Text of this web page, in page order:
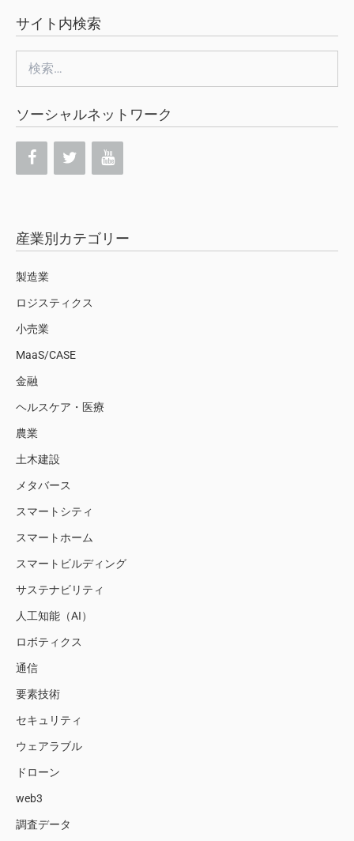
サイト内検索
索:
ソーシャルネットワーク
産業別カテゴリー
製造業
ロジスティクス
小売業
MaaS/CASE
金融
ヘルスケア・医療
農業
土木建設
メタバース
スマートシティ
スマートホーム
スマートビルディング
サステナビリティ
人工知能（AI）
ロボティクス
通信
要素技術
セキュリティ
ウェアラブル
ドローン
web3
調査データ